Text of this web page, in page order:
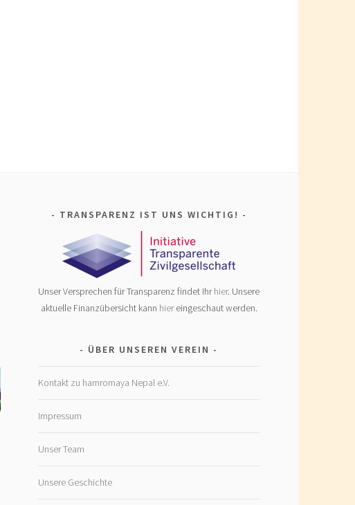
TRANSPARENZ IST UNS WICHTIG!
Unser Versprechen für Transparenz findet Ihrhier. Unsere
aktuelle Finanzübersicht kann hiereingeschaut werden.
ÜBER UNSEREN VEREIN
Kontakt zu hamromaya Nepal e.V.
Impressum
Unser Team
Unsere Geschichte